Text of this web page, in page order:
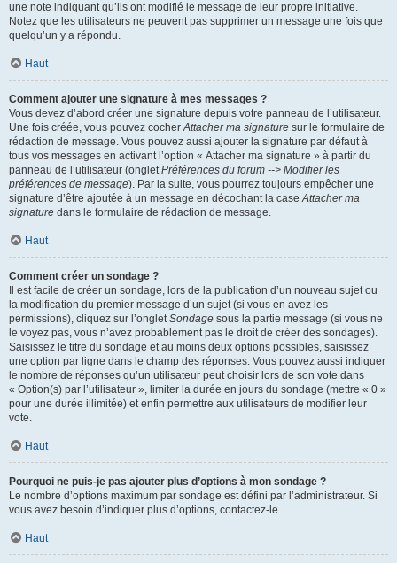
une note indiquant qu’ils ont modifié le message de leur propre initiative.
Notez que les utilisateurs ne peuvent pas supprimer un message une fois que
quelqu’un y a répondu.
Haut
Comment ajouter une signature à mes messages ?
Vous devez d’abord créer une signature depuis votre panneau de l’utilisateur.
Une fois créée, vous pouvez cocherAttacher ma signature sur le formulaire de
rédaction de message. Vous pouvez aussi ajouter la signature par défaut à
tous vos messages en activant l’option « Attacher ma signature » à partir du
panneau de l’utilisateur (ongletPréférences du forum --> Modifier les
préférences de message). Par la suite, vous pourrez toujours empêcher une
signature d’être ajoutée à un message en décochant la caseAttacher ma
signature dans le formulaire de rédaction de message.
Haut
Comment créer un sondage ?
Il est facile de créer un sondage, lors de la publication d’un nouveau sujet ou
la modification du premier message d’un sujet (si vous en avez les
permissions), cliquez sur l’ongletSondage sous la partie message (si vous ne
le voyez pas, vous n’avez probablement pas le droit de créer des sondages).
Saisissez le titre du sondage et au moins deux options possibles, saisissez
une option par ligne dans le champ des réponses. Vous pouvez aussi indiquer
le nombre de réponses qu’un utilisateur peut choisir lors de son vote dans
« Option(s) par l’utilisateur », limiter la durée en jours du sondage (mettre « 0 »
pour une durée illimitée) et enfin permettre aux utilisateurs de modifier leur
vote.
Haut
Pourquoi ne puis-je pas ajouter plus d’options à mon sondage ?
Le nombre d’options maximum par sondage est défini par l’administrateur. Si
vous avez besoin d’indiquer plus d’options, contactez-le.
Haut